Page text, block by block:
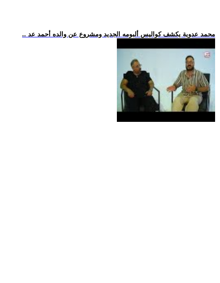
.. محمد عدوية يكشف كواليس ألبومه الجديد ومشروع عن والده أحمد عد